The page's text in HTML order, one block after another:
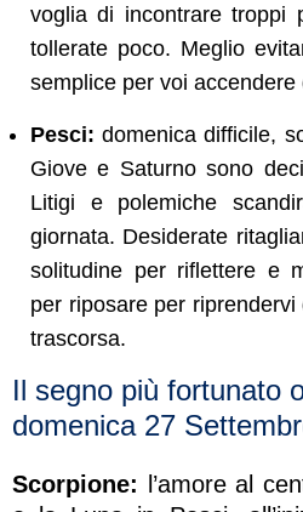
voglia di incontrare troppi
tollerate poco. Meglio
semplice per voi accendere
Pesci:domenica difficile,
Giove e Saturno sono
Litigi e polemiche
giornata. Desiderate
solitudine per riflettere e
per riposare per
trascorsa.
Il segno più fortunato
domenica 27
Scorpione:
l’amore al